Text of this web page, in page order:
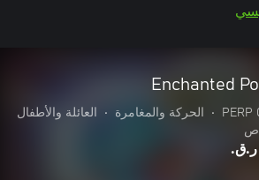
Enchanted
PERP
• الحركة والمغامرة •
العائلة والأطفال